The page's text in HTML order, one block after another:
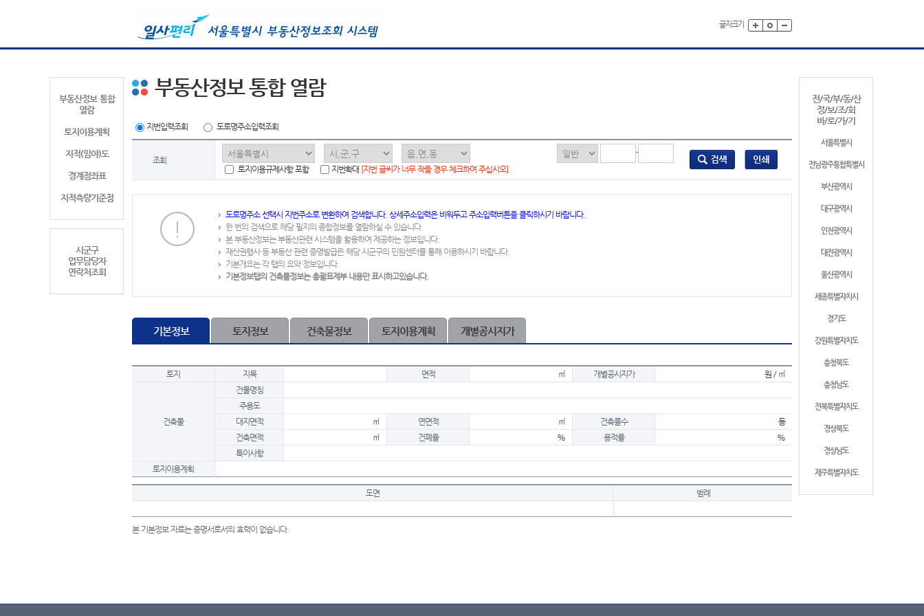
글자크기
부동산정보 통합
열람
토지이용계획
지적(임야)도
경계점좌표
지적측량기준점
시군구
업무담당자
연락처조회
전/국/부/동/산
정/보/조/회
바/로/가/기
서울특별시
전남광주통합특별시
부산광역시
대구광역시
인천광역시
대전광역시
울산광역시
세종특별자치시
경기도
강원특별자치도
충청북도
충청남도
전북특별자치도
경상북도
경상남도
제주특별자치도
부동산정보 통합 열람
지번입력조회 도로명주소입력조회
조회
-
토지이용규제사항 포함
지번확대 [지번 글씨가 너무 작을 경우 체크하여 주십시오]
도로명주소 선택시 지번주소로 변환하여 검색합니다. 상세주소입력은 비워두고 주소입력버튼을 클릭하시기 바랍니다.
한 번의 검색으로 해당 필지의 종합정보를 열람하실 수 있습니다.
본 부동산정보는 부동산관련 시스템을 활용하여 제공하는 정보입니다.
재산권행사 등 부동산 관련 증명발급은 해당 시군구의 민원센터를 통해 이용하시기 바랍니다.
기본개요는 각 탭의 요약 정보입니다.
기본정보탭의 건축물정보는 총괄표제부 내용만 표시하고있습니다.
기본정보 토지정보 건축물정보 토지이용계획 개별공시지가
토지 지목 면적 ㎡ 개별공시지가 원 / ㎡
건축물
건물명칭
주용도
대지면적
㎡ 연면적 ㎡ 건축물수
동
건축면적
㎡ 건폐율 % 용적률
%
특이사항
토지이용계획
도면 범례
본 기본정보 자료는 증명서로서의 효력이 없습니다.